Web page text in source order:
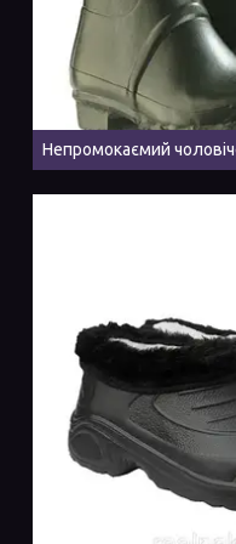
Непромокаємий